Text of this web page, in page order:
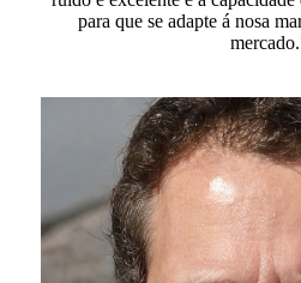
para que se adapte á nosa